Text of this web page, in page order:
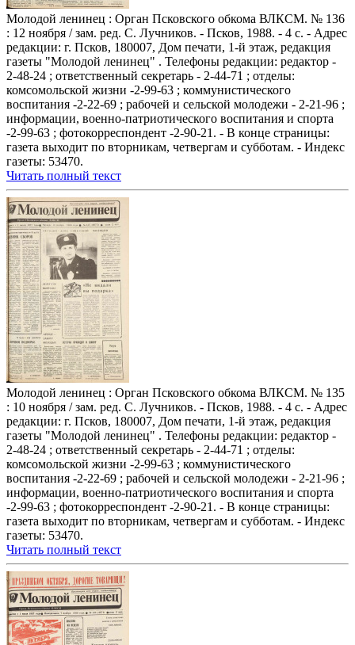
Молодой ленинец : Орган Псковского обкома ВЛКСМ. № 136
: 12 ноября / зам. ред. С. Лучников. - Псков, 1988. - 4 с. - Адрес
редакции: г. Псков, 180007, Дом печати, 1-й этаж, редакция
газеты "Молодой ленинец" . Телефоны редакции: редактор -
2-48-24 ; ответственный секретарь - 2-44-71 ; отделы:
комсомольской жизни -2-99-63 ; коммунистического
воспитания -2-22-69 ; рабочей и сельской молодежи - 2-21-96 ;
информации, военно-патриотического воспитания и спорта
-2-99-63 ; фотокорреспондент -2-90-21. - В конце страницы:
газета выходит по вторникам, четвергам и субботам. - Индекс
газеты: 53470.
Читать полный текст
Молодой ленинец : Орган Псковского обкома ВЛКСМ. № 135
: 10 ноября / зам. ред. С. Лучников. - Псков, 1988. - 4 с. - Адрес
редакции: г. Псков, 180007, Дом печати, 1-й этаж, редакция
газеты "Молодой ленинец" . Телефоны редакции: редактор -
2-48-24 ; ответственный секретарь - 2-44-71 ; отделы:
комсомольской жизни -2-99-63 ; коммунистического
воспитания -2-22-69 ; рабочей и сельской молодежи - 2-21-96 ;
информации, военно-патриотического воспитания и спорта
-2-99-63 ; фотокорреспондент -2-90-21. - В конце страницы:
газета выходит по вторникам, четвергам и субботам. - Индекс
газеты: 53470.
Читать полный текст